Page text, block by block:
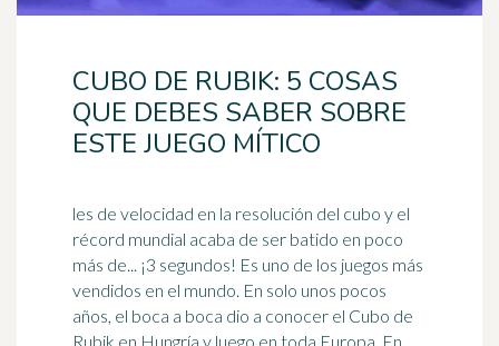
CUBO DE RUBIK: 5 COSAS
QUE DEBES SABER SOBRE
ESTE JUEGO MÍTICO
les de velocidad en la resolución del cubo y el
récord mundial acaba de ser batido en poco
más de... ¡3 segundos! Es uno de los juegos más
vendidos en el mundo. En solo unos pocos
años, el boca a boca dio a conocer el Cubo de
Rubik en Hungría y luego en toda Europa. En